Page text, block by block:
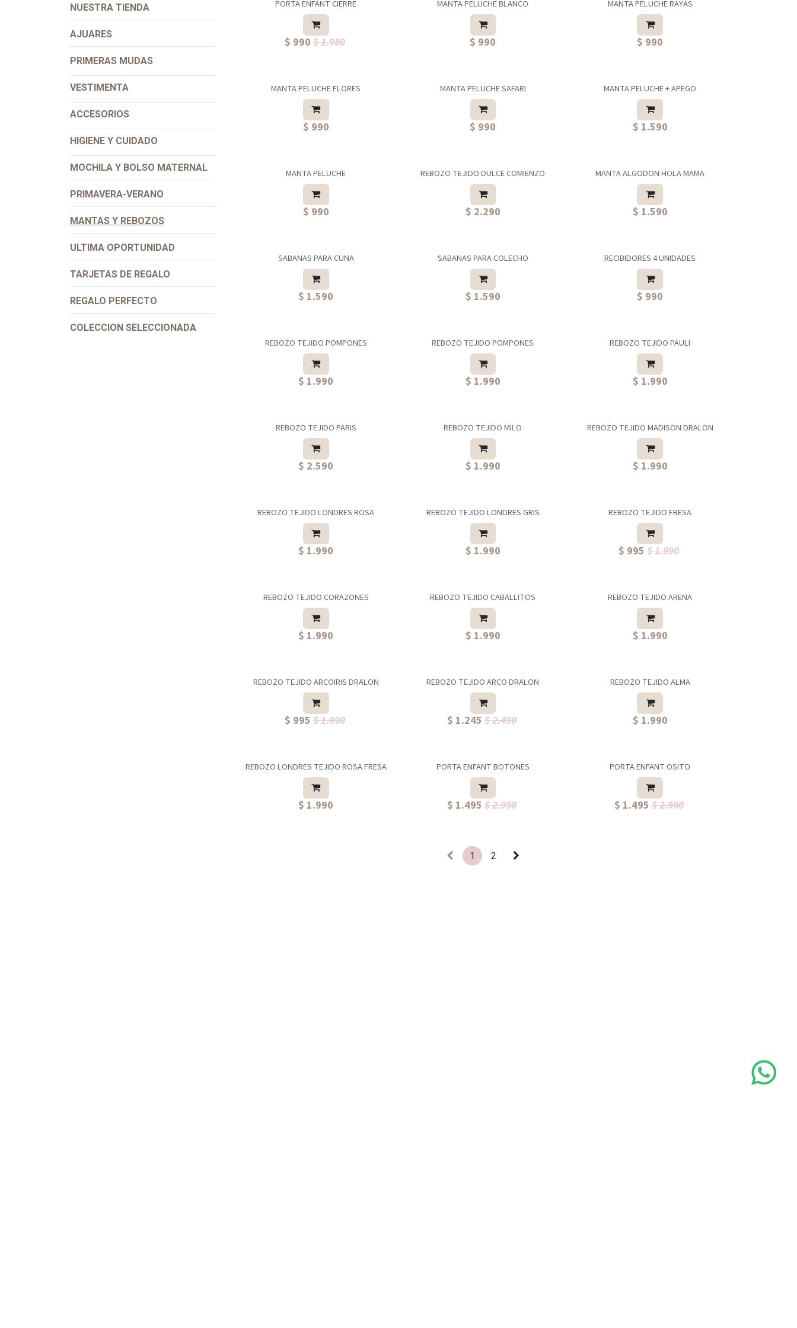
NUESTR​A ​TIENDA​
AJUARES
PRIMERAS MUDAS
VESTIMENTA
ACCESORIOS
HIGIENE Y CUIDADO
MOCHILA Y BOLSO MATERNAL
PRIMAVERA-VERANO
MANTAS Y REBOZOS
ULTIMA OPORTUNIDAD
TARJETAS DE REGALO
REGALO PERFECTO
COLECCION SELECCIONADA
PORTA ENFANT CIERRE
$ 990 $ 1.980
MANTA PELUCHE BLANCO
$ 990
MANTA PELUCHE RAYAS
$ 990
MANTA PELUCHE FLORES
$ 990
MANTA PELUCHE SAFARI
$ 990
MANTA PELUCHE + APEGO
$ 1.590
MANTA PELUCHE
$ 990
REBOZO TEJIDO DULCE COMIENZO
$ 2.290
MANTA ALGODON HOLA MAMA
$ 1.590
SABANAS PARA CUNA
$ 1.590
SABANAS PARA COLECHO
$ 1.590
RECIBIDORES 4 UNIDADES
$ 990
REBOZO TEJIDO POMPONES
$ 1.990
REBOZO TEJIDO POMPONES
$ 1.990
REBOZO TEJIDO PAULI
$ 1.990
REBOZO TEJIDO PARIS
$ 2.590
REBOZO TEJIDO MILO
$ 1.990
REBOZO TEJIDO MADISON DRALON
$ 1.990
REBOZO TEJIDO LONDRES ROSA
$ 1.990
REBOZO TEJIDO LONDRES GRIS
$ 1.990
REBOZO TEJIDO FRESA
$ 995 $ 1.990
REBOZO TEJIDO CORAZONES
$ 1.990
REBOZO TEJIDO CABALLITOS
$ 1.990
REBOZO TEJIDO ARENA
$ 1.990
REBOZO TEJIDO ARCOIRIS DRALON
$ 995 $ 1.990
REBOZO TEJIDO ARCO DRALON
$ 1.245 $ 2.490
REBOZO TEJIDO ALMA
$ 1.990
REBOZO LONDRES TEJIDO ROSA FRESA
$ 1.990
PORTA ENFANT BOTONES
$ 1.495 $ 2.990
PORTA ENFANT OSITO
$ 1.495 $ 2.990
1 2